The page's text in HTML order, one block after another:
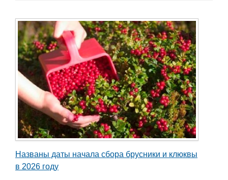
Названы даты начала сбора брусники и клюквы
в 2026 году